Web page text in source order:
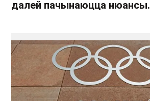
далей пачынаюцца нюансы.